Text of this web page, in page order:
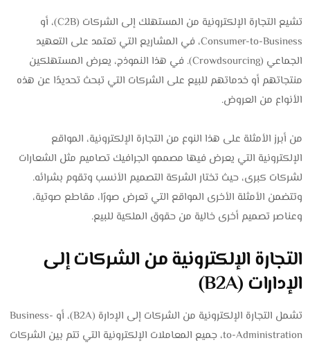
تشيع التجارة الإلكترونية من المستهلك إلى الشركات (C2B)، أو
Consumer-to-Business، في المشاريع التي تعتمد على التعهيد
الجماعي (Crowdsourcing). في هذا النموذج، يعرض المستهلكين
منتجاتهم أو خدماتهم للبيع على الشركات التي تبحث تحديدًا عن هذه
الأنواع من العروض.
من أبرز الأمثلة على هذا النوع من التجارة الإلكترونية، المواقع
الإلكترونية التي يعرض فيها مصممو الجرافيك تصاميم مثل الشعارات
لشركات كبرى، حيث تختار الشركة التصميم الأنسب وتقوم بشرائه.
وتتضمن الأمثلة الأخرى المواقع التي تعرض صورًا، مقاطع صوتية،
وعناصر تصميم أخرى خالية من حقوق الملكية للبيع.
التجارة الإلكترونية من الشركات إلى
الإدارات (B2A)
تشمل التجارة الإلكترونية من الشركات إلى الإدارة (B2A)، أو Business-
to-Administration، جميع المعاملات الإلكترونية التي تتم بين الشركات